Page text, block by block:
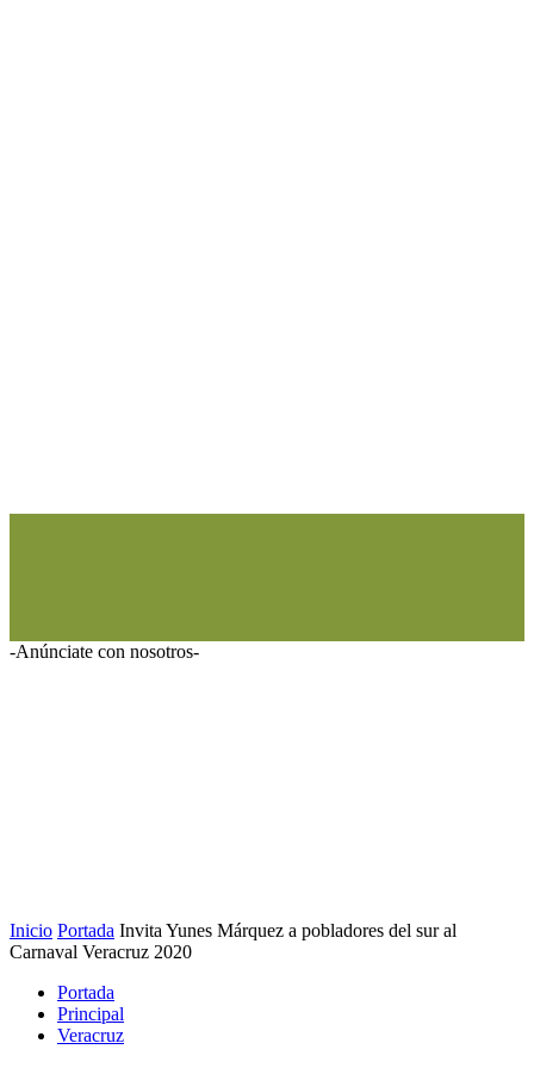
-Anúnciate con nosotros-
Inicio Portada Invita Yunes Márquez a pobladores del sur al
Carnaval Veracruz 2020
Portada
Principal
Veracruz